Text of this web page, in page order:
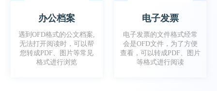
办公档案
遇到OFD格式的公文档案,
无法打开阅读时，可以帮
您转成PDF、图片等常见
格式进行浏览
电子发票
电子发票的文件格式经常
会是OFD文件，为了方便
查看，可以转成PDF、图片
等格式进行阅读
户，这款软件就很方便！